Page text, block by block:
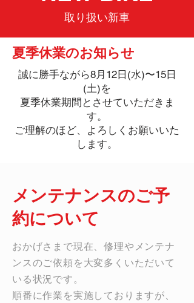
取り扱い新車
夏季休業のお知らせ
誠に勝手ながら8月12日(水)〜15日
(土)を
夏季休業期間とさせていただきま
す。
​ご理解のほど、よろしくお願いいた
します。
メンテナンスのご予
約について
おかげさまで現在、修理やメンテナ
ンスのご依頼を大変多くいただいて
いる状況です。
順番に作業を実施しておりますが、